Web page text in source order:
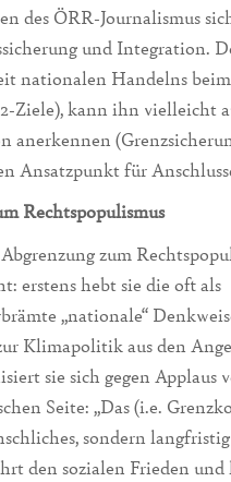
des ÖRR-Journalismus
und Integration.
nationalen Handelns
Ziele), kann ihn vielleicht
anerkennen
Ansatzpunkt für
Rechtspopulismus
zum
erstens hebt sie die oft als
„nationale“
Klimapolitik aus den
sie sich gegen Applaus
Seite: „Das (i.e.
sondern langfristig
den sozialen Frieden